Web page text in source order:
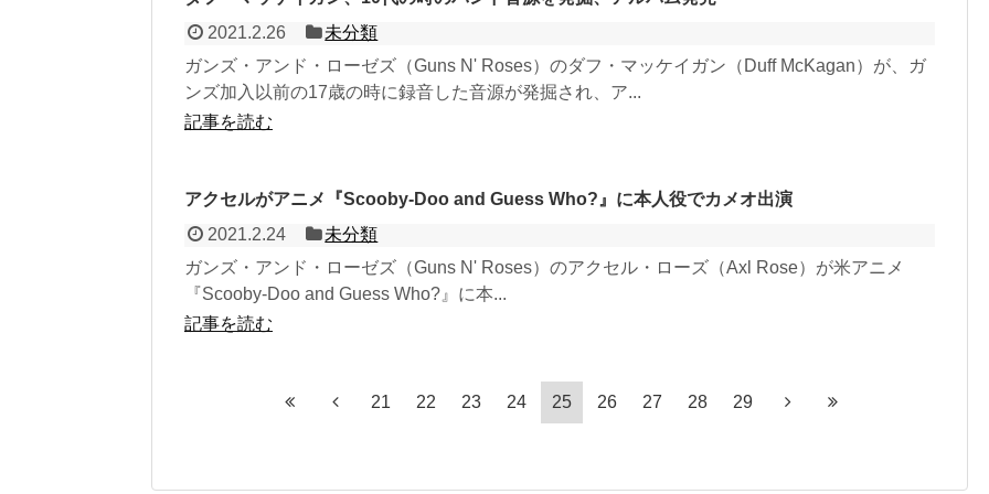
2021.2.26
未分類
ガンズ・アンド・ローゼズ（Guns N' Roses）のダフ・マッケイガン（Duff McKagan）が、ガ
ンズ加入以前の17歳の時に録音した音源が発掘され、ア...
記事を読む
アクセルがアニメ『Scooby-Doo and Guess Who?』に本人役でカメオ出演
2021.2.24
未分類
ガンズ・アンド・ローゼズ（Guns N' Roses）のアクセル・ローズ（Axl Rose）が米アニメ
『Scooby-Doo and Guess Who?』に本...
記事を読む
21 22 23 24 25 26 27 28 29